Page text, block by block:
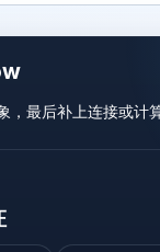
，最后补上连接或计